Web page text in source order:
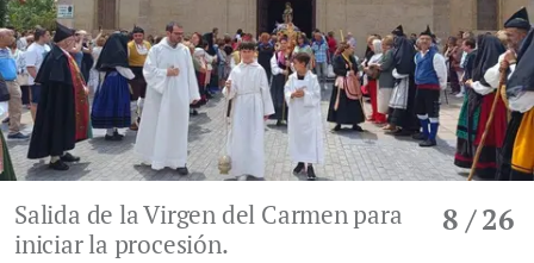
8 / 26
Salida de la Virgen del Carmen para
iniciar la procesión.